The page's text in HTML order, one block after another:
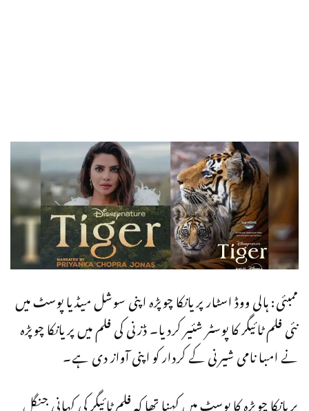
ممبئی: ہالی ووڈ اسٹار پریانکا چوپڑہ اپنی سوشل میڈیا پوسٹ میں
نئی فلم ٹائیگر کا پوسٹر شئیر کردیا۔ ڈزنی کی فلم میں پریانکا چوپڑہ
نے امبا نامی شیرنی کے کردار کو اپنی آواز دی ہے۔
پریانکا چوپڑہ کا پوسٹ میں کہنا تھا کہ فلم ٹائیگر کی کہانی جنگل